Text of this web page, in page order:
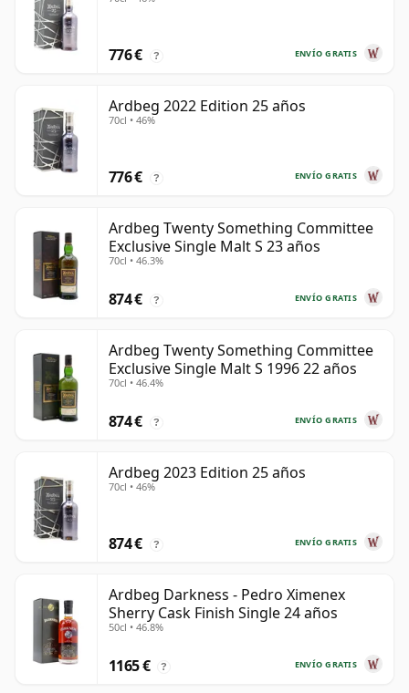
ENVÍO GRATIS
776 € ?
Ardbeg 2022 Edition 25 años
70cl • 46%
ENVÍO GRATIS
776 € ?
Ardbeg Twenty Something Committee
Exclusive Single Malt S 23 años
70cl • 46.3%
ENVÍO GRATIS
874 € ?
Ardbeg Twenty Something Committee
Exclusive Single Malt S 1996 22 años
70cl • 46.4%
ENVÍO GRATIS
874 € ?
Ardbeg 2023 Edition 25 años
70cl • 46%
ENVÍO GRATIS
874 € ?
Ardbeg Darkness - Pedro Ximenex
Sherry Cask Finish Single 24 años
50cl • 46.8%
ENVÍO GRATIS
1165 € ?